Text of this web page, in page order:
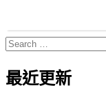
Search
for:
最近更新